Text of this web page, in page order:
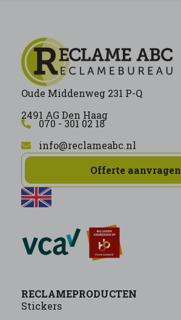
Oude Middenweg 231 P-Q
2491 AG Den Haag
070 - 301 02 18
info@reclameabc.nl
Offerte aanvragen
RECLAMEPRODUCTEN
Stickers